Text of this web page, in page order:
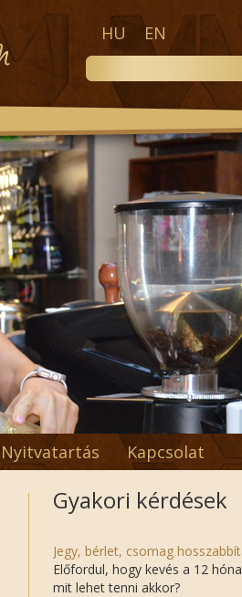
HU EN
Nyitvatartás Kapcsolat
Gyakori kérdések
Jegy, bérlet, csomag
Előfordul, hogy kevés a 12
mit lehet tenni akkor?